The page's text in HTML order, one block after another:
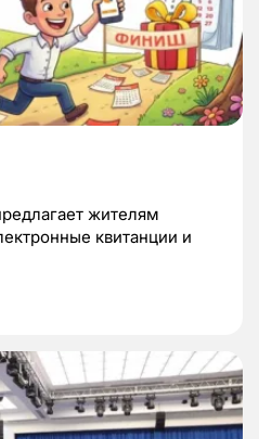
жителям
квитанции и